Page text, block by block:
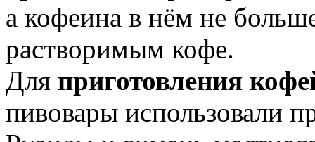
а кофеина в нём не
растворимым кофе.
Для приготовления
пивовары использовали